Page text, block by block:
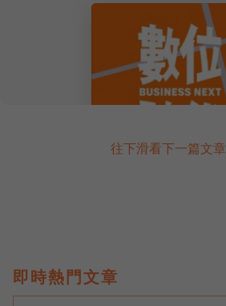
往下滑看下一篇文章
即時熱門文章